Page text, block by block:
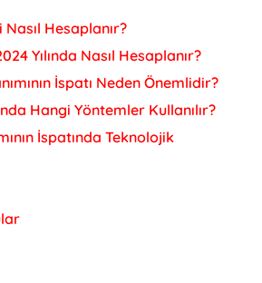
Nasıl Hesaplanır?
Yılında Nasıl Hesaplanır?
İspatı Neden Önemlidir?
Hangi Yöntemler Kullanılır?
İspatında Teknolojik